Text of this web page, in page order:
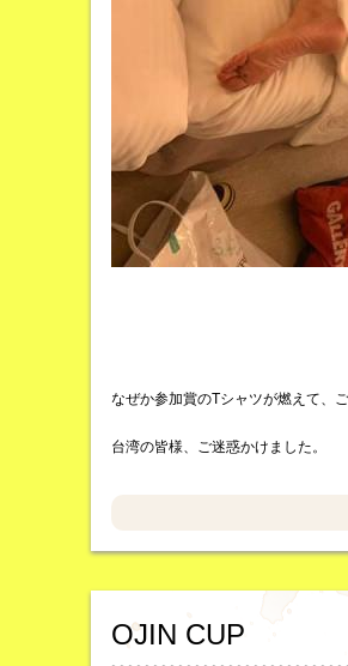
なぜか参加賞のTシャツが燃えて、
台湾の皆様、ご迷惑かけました。
OJIN CUP